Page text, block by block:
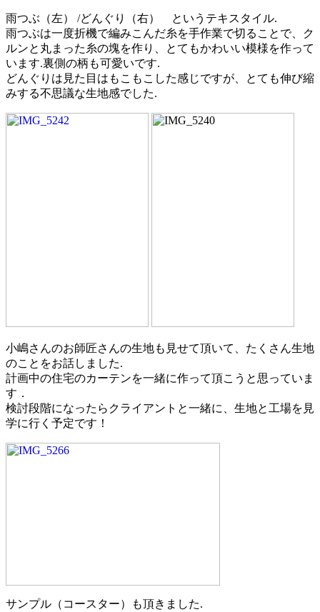
雨つぶ（左） /どんぐり（右） というテキスタイル.
雨つぶは一度折機で編みこんだ糸を手作業で切ることで、ク
ルンと丸まった糸の塊を作り、とてもかわいい模様を作って
います.裏側の柄も可愛いです.
どんぐりは見た目はもこもこした感じですが、とても伸び縮
みする不思議な生地感でした.
小嶋さんのお師匠さんの生地も見せて頂いて、たくさん生地
のことをお話しました.
計画中の住宅のカーテンを一緒に作って頂こうと思っていま
す．
検討段階になったらクライアントと一緒に、生地と工場を見
学に行く予定です！
サンプル（コースター）も頂きました.